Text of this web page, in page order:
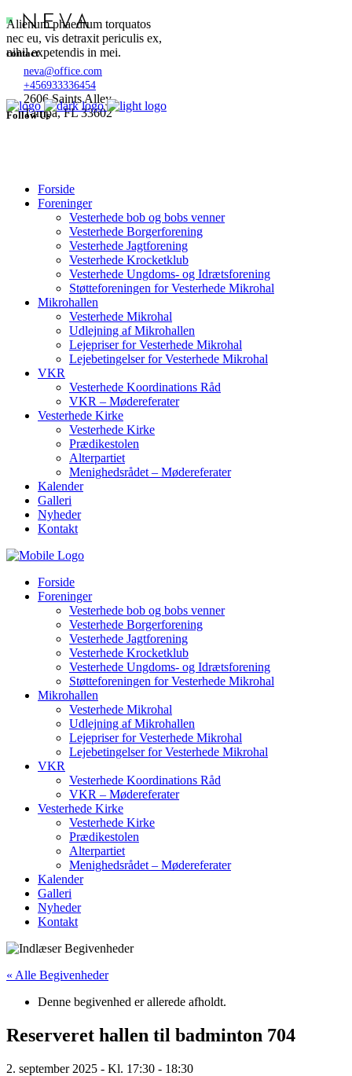
Alienum phaedrum torquatos
nec eu, vis detraxit periculis ex,
nihil expetendis in mei.
contact
neva@office.com
+456933336454
2606 Saints Alley
Tampa, FL 33602
Follow Us
Forside
Foreninger
Vesterhede bob og bobs venner
Vesterhede Borgerforening
Vesterhede Jagtforening
Vesterhede Krocketklub
Vesterhede Ungdoms- og Idrætsforening
Støtteforeningen for Vesterhede Mikrohal
Mikrohallen
Vesterhede Mikrohal
Udlejning af Mikrohallen
Lejepriser for Vesterhede Mikrohal
Lejebetingelser for Vesterhede Mikrohal
VKR
Vesterhede Koordinations Råd
VKR – Mødereferater
Vesterhede Kirke
Vesterhede Kirke
Prædikestolen
Alterpartiet
Menighedsrådet – Mødereferater
Kalender
Galleri
Nyheder
Kontakt
Forside
Foreninger
Vesterhede bob og bobs venner
Vesterhede Borgerforening
Vesterhede Jagtforening
Vesterhede Krocketklub
Vesterhede Ungdoms- og Idrætsforening
Støtteforeningen for Vesterhede Mikrohal
Mikrohallen
Vesterhede Mikrohal
Udlejning af Mikrohallen
Lejepriser for Vesterhede Mikrohal
Lejebetingelser for Vesterhede Mikrohal
VKR
Vesterhede Koordinations Råd
VKR – Mødereferater
Vesterhede Kirke
Vesterhede Kirke
Prædikestolen
Alterpartiet
Menighedsrådet – Mødereferater
Kalender
Galleri
Nyheder
Kontakt
« Alle Begivenheder
Denne begivenhed er allerede afholdt.
Reserveret hallen til badminton 704
2. september 2025 - Kl. 17:30 - 18:30